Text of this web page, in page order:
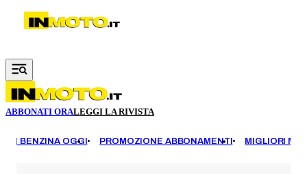
Vai al contenuto principale
ABBONATI ORALEGGI LA RIVISTA
BENZINA OGGI PROMOZIONE ABBONAMENTI MIGLIORI